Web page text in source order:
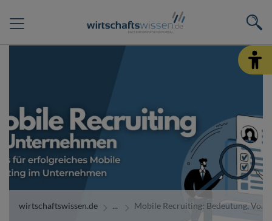
wirtschaftswissen.de Mobile Recruiting: Bedeutung,